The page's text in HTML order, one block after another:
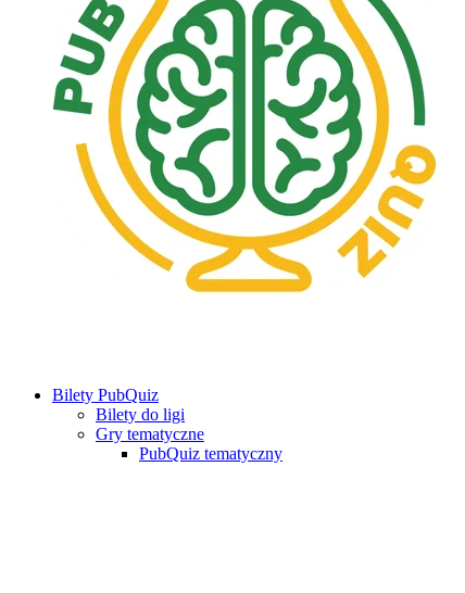
Bilety PubQuiz
Bilety do ligi
Gry tematyczne
PubQuiz tematyczny